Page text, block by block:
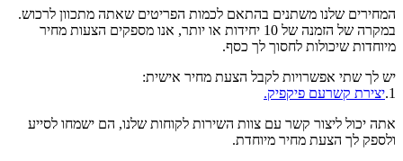
המחירים שלנו משתנים בהתאם לכמות הפריטים שאתה מתכוון לרכוש.
במקרה של הזמנה של 10 יחידות או יותר, אנו מספקים הצעות מחיר
מיוחדות שיכולות לחסוך לך כסף.
יש לך שתי אפשרויות לקבל הצעת מחיר אישית:
1. יצירת קשרעם פיקפיק.
אתה יכול ליצור קשר עם צוות השירות לקוחות שלנו, הם ישמחו לסייע
ולספק לך הצעת מחיר מיוחדת.